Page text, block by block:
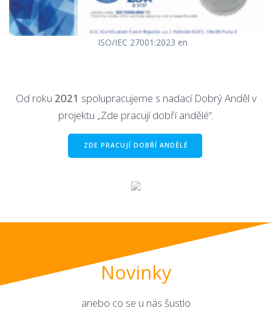
ISO/IEC 27001:2023 en
Od roku 2021 spolupracujeme s nadací Dobrý Anděl v
projektu „Zde pracují dobří andělé“.
ZDE PRACUJÍ DOBŘÍ ANDĚLÉ
Novinky
anebo co se u nás šustlo